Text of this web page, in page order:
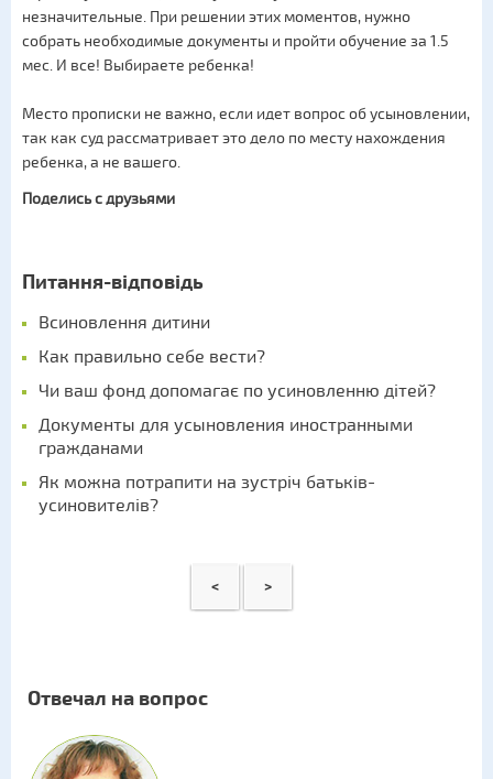
незначительные. При решении этих моментов, нужно
собрать необходимые документы и пройти обучение за 1.5
мес. И все! Выбираете ребенка!
Место прописки не важно, если идет вопрос об усыновлении,
так как суд рассматривает это дело по месту нахождения
ребенка, а не вашего.
Поделись с друзьями
Питання-відповідь
Всиновлення дитини
Как правильно себе вести?
Чи ваш фонд допомагає по усиновленню дітей?
Документы для усыновления иностранными
гражданами
Як можна потрапити на зустріч батьків-
усиновителів?
< >
Отвечал на вопрос